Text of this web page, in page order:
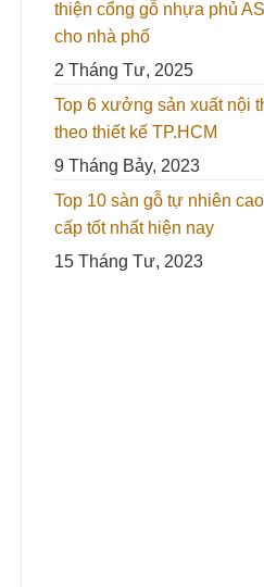
thiện cổng gỗ nhựa phủ
cho nhà phố
2 Tháng Tư, 2025
Top 6 xưởng sản xuất nội
theo thiết kế TP.HCM
9 Tháng Bảy, 2023
Top 10 sàn gỗ tự nhiên cao
cấp tốt nhất hiện nay
15 Tháng Tư, 2023